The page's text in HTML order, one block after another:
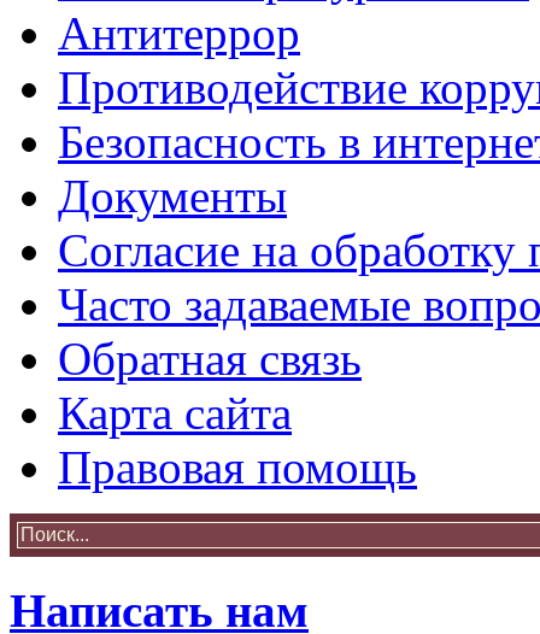
Антитеррор
Противодействие
Безопасность в
Документы
Согласие на
Часто задаваемые
Обратная связь
Карта сайта
Правовая помощь
Написать нам